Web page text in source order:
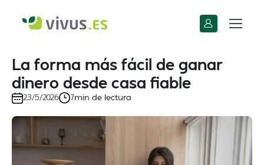
La forma más fácil de ganar
dinero desde casa fiable
23/5/2026 7min de lectura